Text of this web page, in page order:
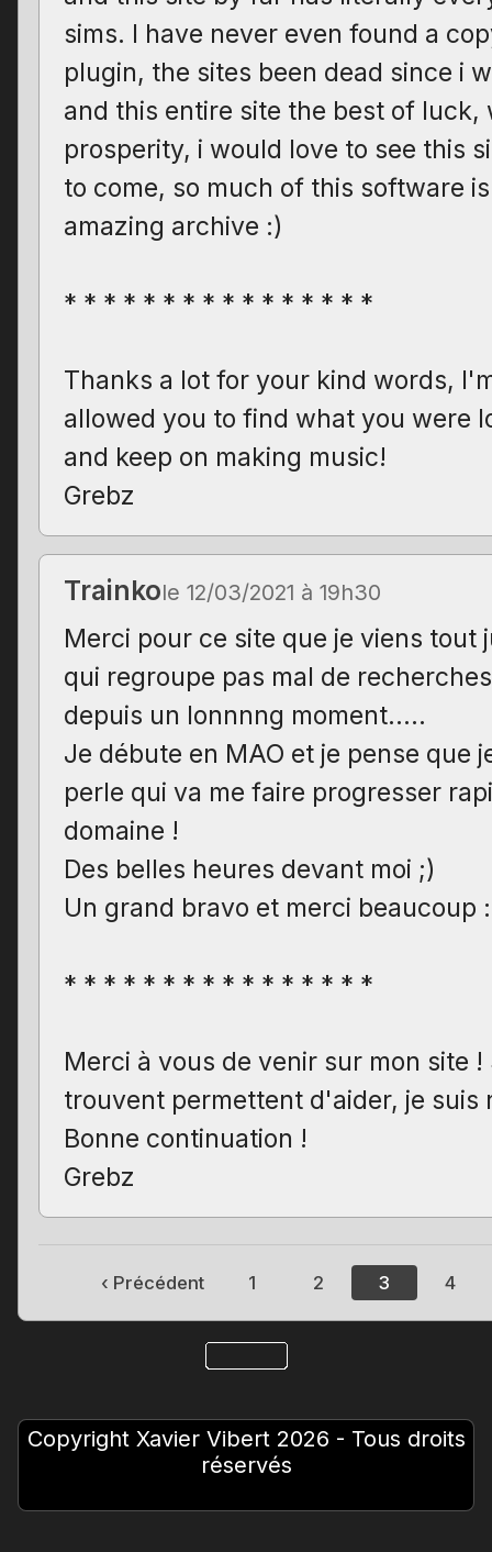
sims. I have never even found a
plugin, the sites been dead since i
and this entire site the best of luck,
prosperity, i would love to see this
to come, so much of this software
amazing archive :)
* * * * * * * * * * * * * * * *
Thanks a lot for your kind words,
allowed you to find what you were
and keep on making music!
Grebz
Trainkole 12/03/2021 à 19h30
Merci pour ce site que je viens tout
qui regroupe pas mal de
depuis un lonnnng moment…..
Je débute en MAO et je pense que
perle qui va me faire progresser
domaine !
Des belles heures devant moi ;)
Un grand bravo et merci beaucoup
* * * * * * * * * * * * * * * *
Merci à vous de venir sur mon site
trouvent permettent d'aider, je suis
Bonne continuation !
Grebz
‹ Précédent 1 2 3 4
Copyright Xavier Vibert 2026 - Tous droits
réservés